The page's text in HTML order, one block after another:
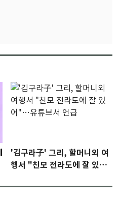
'김구라子' 그리, 할머니외 여
행서 "친모 전라도에 잘 있